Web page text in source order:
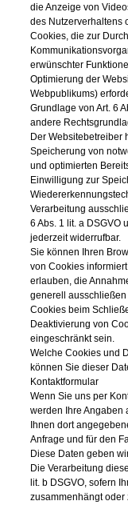
die Anzeige von
des Nutzerverhaltens
Cookies, die zur
erwünschter
Optimierung der
Webpublikums)
Grundlage von Art. 6
andere
Der Websitebetreiber
Speicherung von
und optimierten
Einwilligung zur
Verarbeitung
6 Abs. 1 lit. a DSGVO
jederzeit widerrufbar.
Sie können Ihren
von Cookies
erlauben, die
generell
Cookies beim
Deaktivierung von
eingeschränkt sein.
Welche Cookies und
können Sie dieser
Kontaktformular
Wenn Sie uns per
werden Ihre Angaben
Ihnen dort
Anfrage und für den
Diese Daten geben
Die Verarbeitung
lit. b DSGVO, sofern
zusammenhängt